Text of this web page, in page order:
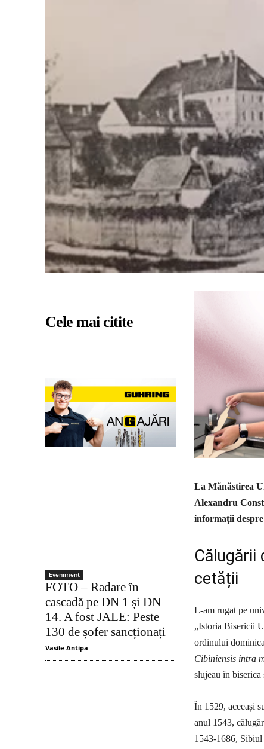
Cele mai citite
Eveniment
FOTO – Radare în
cascadă pe DN 1 și DN
14. A fost JALE: Peste
130 de șofer sancționați
Vasile Antipa
La Mănăstirea
Alexandru
informații
Călugării
cetății
L-am rugat pe
„Istoria Bisericii
ordinului
Cibiniensis intra
slujeau în biserica
În 1529, aceeași
anul 1543,
1543-1686,